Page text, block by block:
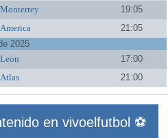
Monterrey
19:05
America
21:05
2025
Leon
17:00
Atlas 21:00
en vivoelfutbol ⚽